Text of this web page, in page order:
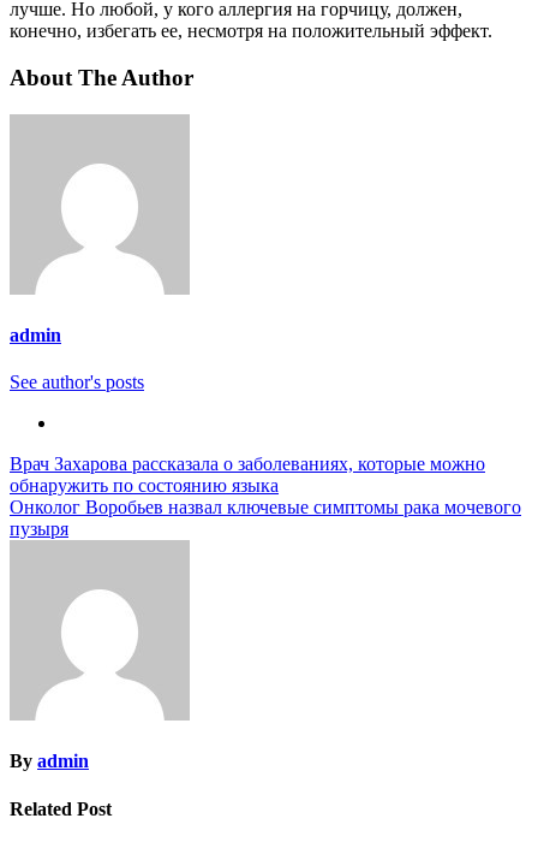
лучше. Но любой, у кого аллергия на горчицу, должен,
конечно, избегать ее, несмотря на положительный эффект.
About The Author
admin
See author's posts
Навигация
по
записям
Врач Захарова рассказала о заболеваниях, которые можно
обнаружить по состоянию языка
Онколог Воробьев назвал ключевые симптомы рака мочевого
пузыря
By admin
Related Post